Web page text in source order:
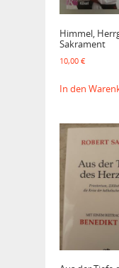
Himmel,
Sakrament
10,00 €
In den